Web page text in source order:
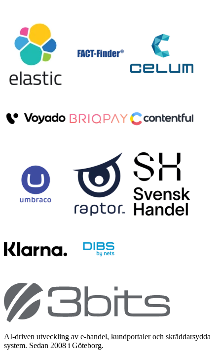
AI-driven utveckling av e-handel, kundportaler och skräddarsydda
system. Sedan 2008 i Göteborg.